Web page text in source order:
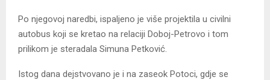
Po njegovoj naredbi, ispaljeno je više projektila u civilni
autobus koji se kretao na relaciji Doboj-Petrovo i tom
prilikom je steradala Simuna Petković.
Istog dana dejstvovano je i na zaseok Potoci, gdje se